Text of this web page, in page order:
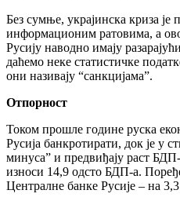
Без сумње, украјинска криза је
информационим ратовима, а
Русију наводно имају
даћемо неке статистичке
они називају “санкцијама”.
Отпорност
Током прошле године руска
Русија банкротирати, док је у
минуса” и предвиђају раст
износи 14,9 одсто БДП-а.
Централне банке Русије – на